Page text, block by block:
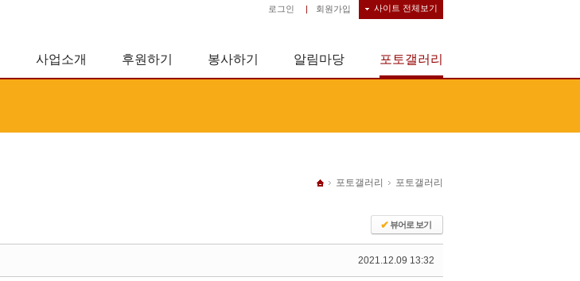
사이트 전체보기
로그인 | 회원가입
사업소개 후원하기 봉사하기 알림마당 포토갤러리
포토갤러리 포토갤러리
✔뷰어로 보기
2021.12.09 13:32